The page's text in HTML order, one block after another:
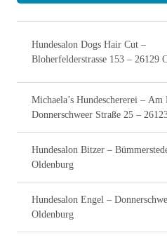
Hundesalon Dogs Hair Cut –
Bloherfelderstrasse 153 – 26129
Michaela’s Hundeschererei – Am
Donnerschweer Straße 25 –
Hundesalon Bitzer –
Oldenburg
Hundesalon Engel –
Oldenburg